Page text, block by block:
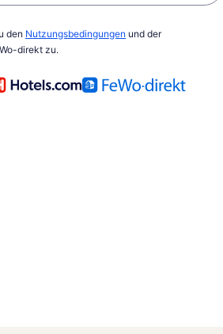
den Nutzungsbedingungen und der
direkt zu.